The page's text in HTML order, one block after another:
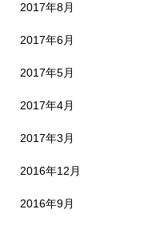
2017年8月
2017年6月
2017年5月
2017年4月
2017年3月
2016年12月
2016年9月